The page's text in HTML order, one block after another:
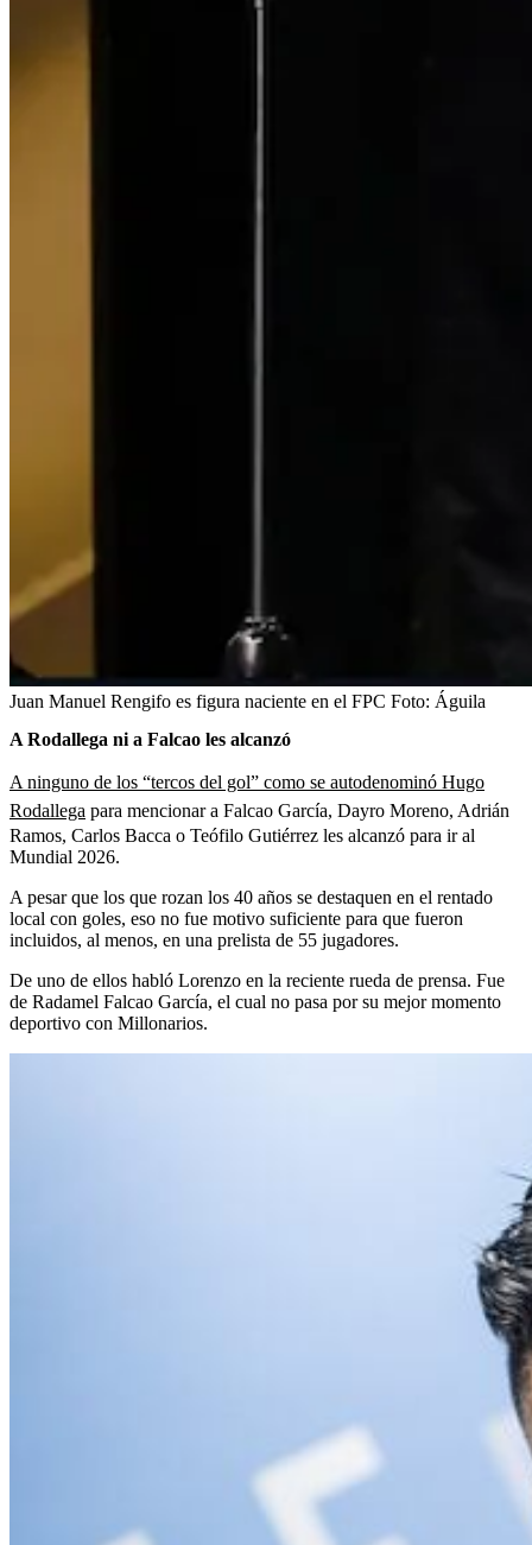
Juan Manuel Rengifo es figura naciente en el FPC Foto: Águila
A Rodallega ni a Falcao les alcanzó
A ninguno de los “tercos del gol” como se autodenominó Hugo
Rodallega para mencionar a Falcao García, Dayro Moreno, Adrián
Ramos, Carlos Bacca o Teófilo Gutiérrez les alcanzó para ir al
Mundial 2026.
A pesar que los que rozan los 40 años se destaquen en el rentado
local con goles, eso no fue motivo suficiente para que fueron
incluidos, al menos, en una prelista de 55 jugadores.
De uno de ellos habló Lorenzo en la reciente rueda de prensa. Fue
de Radamel Falcao García, el cual no pasa por su mejor momento
deportivo con Millonarios.